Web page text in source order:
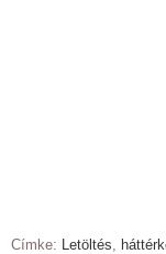
Címke: Letöltés